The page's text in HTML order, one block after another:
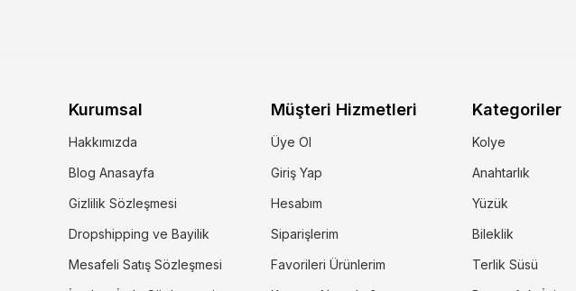
Kurumsal
Hakkımızda
Blog Anasayfa
Gizlilik Sözleşmesi
Dropshipping ve Bayilik
Mesafeli Satış Sözleşmesi
Müşteri Hizmetleri
Üye Ol
Giriş Yap
Hesabım
Siparişlerim
Favorileri Ürünlerim
Kategoriler
Kolye
Anahtarlık
Yüzük
Bileklik
Terlik Süsü